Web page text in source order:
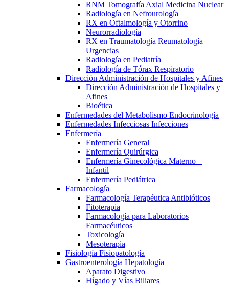
RNM Tomografía Axial Medicina Nuclear
Radiología en Nefrourología
RX en Oftalmología y Otorrino
Neurorradiología
RX en Traumatología Reumatología
Urgencias
Radiología en Pediatría
Radiología de Tórax Respiratorio
Dirección Administración de Hospitales y Afines
Dirección Administración de Hospitales y
Afines
Bioética
Enfermedades del Metabolismo Endocrinología
Enfermedades Infecciosas Infecciones
Enfermería
Enfermería General
Enfermería Quirúrgica
Enfermería Ginecológica Materno –
Infantil
Enfermería Pediátrica
Farmacología
Farmacología Terapéutica Antibióticos
Fitoterapia
Farmacología para Laboratorios
Farmacéuticos
Toxicología
Mesoterapia
Fisiología Fisiopatología
Gastroenterología Hepatología
Aparato Digestivo
Hígado y Vías Biliares